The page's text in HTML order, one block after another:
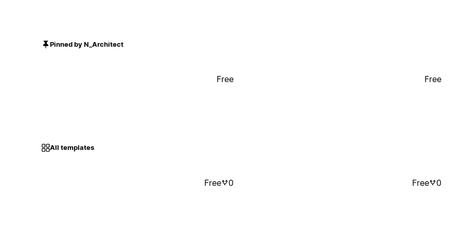
Pinned by N_Architect
Free Free
All templates
Free 0 Free 0